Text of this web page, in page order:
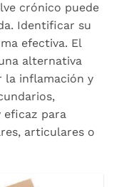
crónico puede
Identificar su
efectiva. El
alternativa
la inflamación y
eficaz para
articulares o